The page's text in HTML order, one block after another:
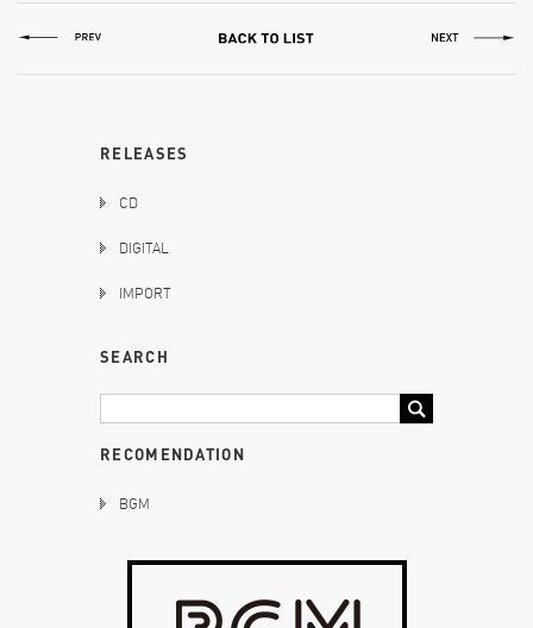
RELEASES
CD
DIGITAL
IMPORT
SEARCH
RECOMENDATION
BGM